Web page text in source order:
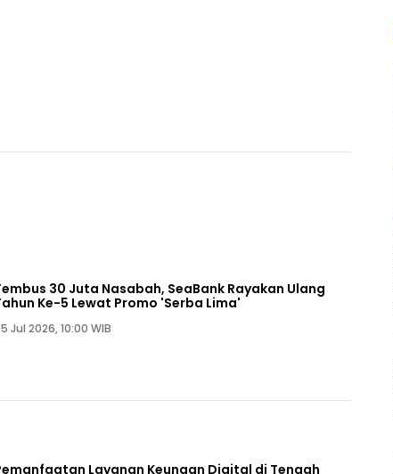
30 Juta Nasabah, SeaBank Rayakan Ulang
Ke-5 Lewat Promo 'Serba Lima'
Jul 2026, 10:00 WIB
Layanan Keungan Digital di Tengah